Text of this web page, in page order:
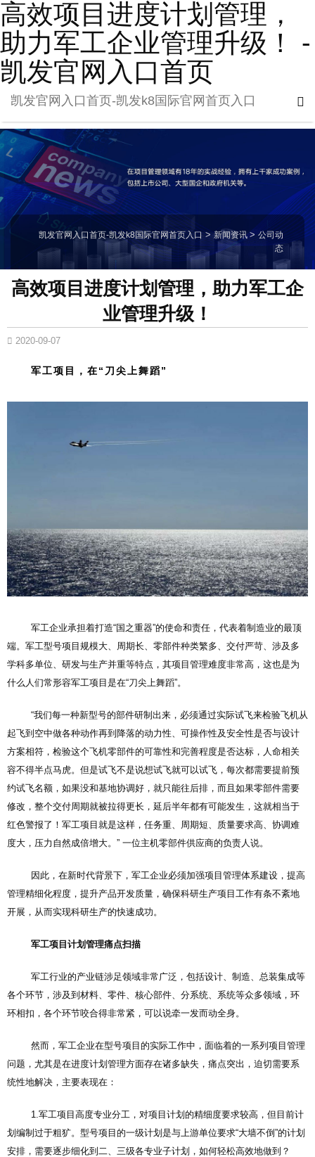
高效项目进度计划管理，
助力军工企业管理升级！ -
凯发官网入口首页
凯发官网入口首页-凯发k8国际官网首页入口
凯发官网入口首页-凯发k8国际官网首页入口>新闻资讯> 公司动
态
高效项目进度计划管理，助力军工企
业管理升级！
2020-09-07
军工项目，在“刀尖上舞蹈”
军工企业承担着打造“国之重器”的使命和责任，代表着制造业的最顶
端。军工型号项目规模大、周期长、零部件种类繁多、交付严苛、涉及多
学科多单位、研发与生产并重等特点，其项目管理难度非常高，这也是为
什么人们常形容军工项目是在“刀尖上舞蹈”。
“我们每一种新型号的部件研制出来，必须通过实际试飞来检验飞机从
起飞到空中做各种动作再到降落的动力性、可操作性及安全性是否与设计
方案相符，检验这个飞机零部件的可靠性和完善程度是否达标，人命相关
容不得半点马虎。但是试飞不是说想试飞就可以试飞，每次都需要提前预
约试飞名额，如果没和基地协调好，就只能往后排，而且如果零部件需要
修改，整个交付周期就被拉得更长，延后半年都有可能发生，这就相当于
红色警报了！军工项目就是这样，任务重、周期短、质量要求高、协调难
度大，压力自然成倍增大。” 一位主机零部件供应商的负责人说。
因此，在新时代背景下，军工企业必须加强项目管理体系建设，提高
管理精细化程度，提升产品开发质量，确保科研生产项目工作有条不紊地
开展，从而实现科研生产的快速成功。
军工项目计划管理痛点扫描
军工行业的产业链涉足领域非常广泛，包括设计、制造、总装集成等
各个环节，涉及到材料、零件、核心部件、分系统、系统等众多领域，环
环相扣，各个环节咬合得非常紧，可以说牵一发而动全身。
然而，军工企业在型号项目的实际工作中，面临着的一系列项目管理
问题，尤其是在进度计划管理方面存在诸多缺失，痛点突出，迫切需要系
统性地解决，主要表现在：
1.军工项目高度专业分工，对项目计划的精细度要求较高，但目前计
划编制过于粗犷。型号项目的一级计划是与上游单位要求“大墙不倒”的计划
安排，需要逐步细化到二、三级各专业子计划，如何轻松高效地做到？